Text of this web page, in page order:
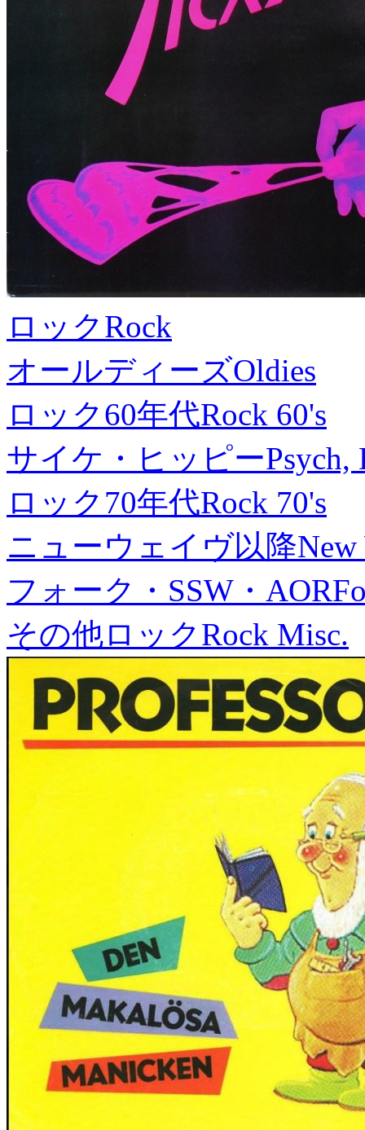
ロックRock
オールディーズOldies
ロック60年代Rock 60's
サイケ・ヒッピーPsych,
ロック70年代Rock 70's
ニューウェイヴ以降New
フォーク・SSW・AOR
その他ロックRock Misc.